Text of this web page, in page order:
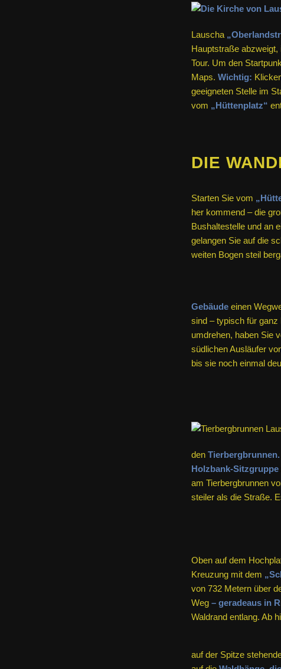
Lauscha
Hauptstraße abzweigt,
Tour. Um den
Maps. Wichtig:
geeigneten Stelle im
vom „Hüttenplatz“
DIE
Starten Sie vom
her kommend – die
Bushaltestelle und an
gelangen Sie auf die
weiten Bogen steil
Gebäudeeinen
sind – typisch für
umdrehen, haben Sie
südlichen Ausläufer
bis sie noch einmal
den Tierbergbrunnen.
Holzbank-Sitzgruppe
am Tierbergbrunnen
steiler als die Straße.
Oben auf dem
Kreuzung mit dem
von 732 Metern über
Weg – geradeaus in
Waldrand entlang. Ab
auf der Spitze